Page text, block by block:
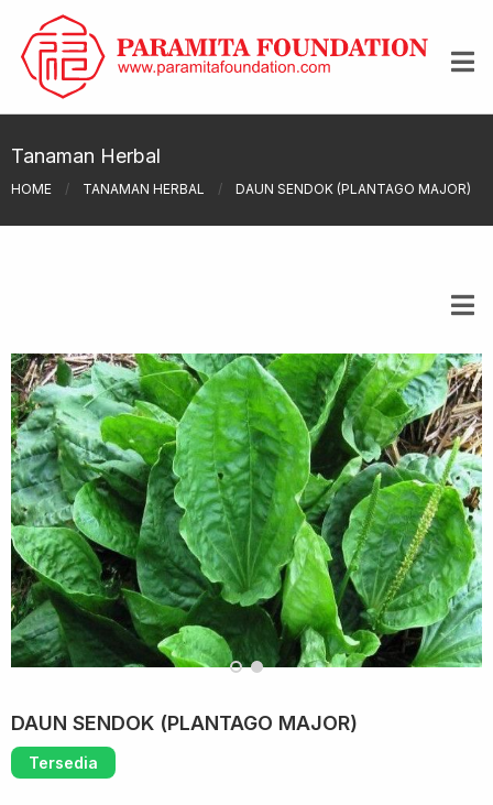
Tanaman Herbal
HOME / TANAMAN HERBAL / DAUN SENDOK (PLANTAGO MAJOR)
DAUN SENDOK (PLANTAGO MAJOR)
Tersedia